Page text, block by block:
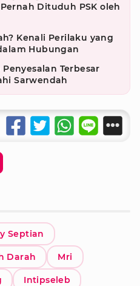
Dituduh PSK oleh
Kenali Perilaku yang
Hubungan
Terbesar
Sarwendah
Septian
Darah Mri
Intipseleb